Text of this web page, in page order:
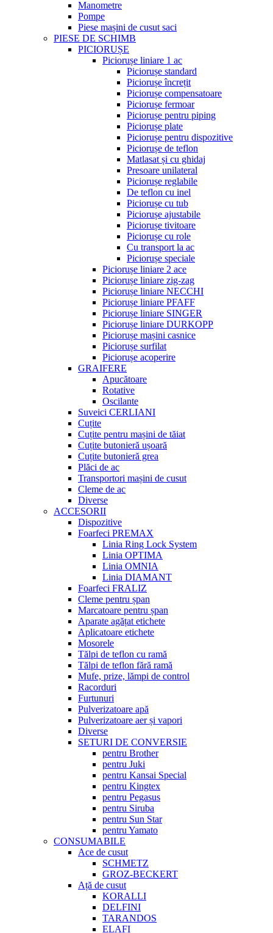
Manometre
Pompe
Piese mașini de cusut saci
PIESE DE SCHIMB
PICIORUȘE
Piciorușe liniare 1 ac
Piciorușe standard
Piciorușe încrețit
Piciorușe compensatoare
Piciorușe fermoar
Piciorușe pentru piping
Piciorușe plate
Piciorușe pentru dispozitive
Piciorușe de teflon
Matlasat și cu ghidaj
Presoare unilateral
Piciorușe reglabile
De teflon cu inel
Piciorușe cu tub
Piciorușe ajustabile
Piciorușe tivitoare
Piciorușe cu role
Cu transport la ac
Piciorușe speciale
Piciorușe liniare 2 ace
Piciorușe liniare zig-zag
Piciorușe liniare NECCHI
Piciorușe liniare PFAFF
Piciorușe liniare SINGER
Piciorușe liniare DURKOPP
Piciorușe mașini casnice
Piciorușe surfilat
Piciorușe acoperire
GRAIFERE
Apucătoare
Rotative
Oscilante
Suveici CERLIANI
Cuțite
Cuțite pentru mașini de tăiat
Cuțite butonieră ușoară
Cuțite butonieră grea
Plăci de ac
Transportori mașini de cusut
Cleme de ac
Diverse
ACCESORII
Dispozitive
Foarfeci PREMAX
Linia Ring Lock System
Linia OPTIMA
Linia OMNIA
Linia DIAMANT
Foarfeci FRALIZ
Cleme pentru șpan
Marcatoare pentru șpan
Aparate agățat etichete
Aplicatoare etichete
Mosorele
Tălpi de teflon cu ramă
Tălpi de teflon fără ramă
Mufe, prize, lămpi de control
Racorduri
Furtunuri
Pulverizatoare apă
Pulverizatoare aer și vapori
Diverse
SETURI DE CONVERSIE
pentru Brother
pentru Juki
pentru Kansai Special
pentru Kingtex
pentru Pegasus
pentru Siruba
pentru Sun Star
pentru Yamato
CONSUMABILE
Ace de cusut
SCHMETZ
GROZ-BECKERT
Ață de cusut
KORALLI
DELFINI
TARANDOS
ELAFI